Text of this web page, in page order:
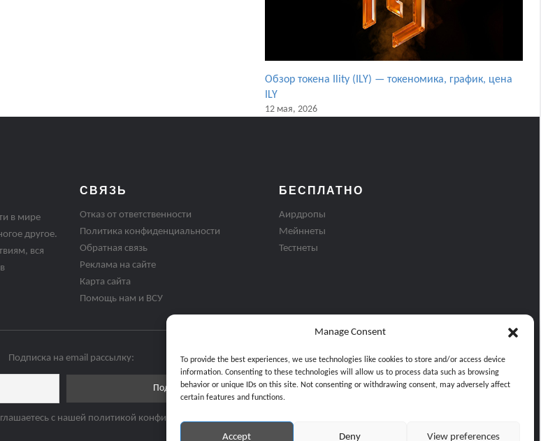
Manage Consent
To provide the best experiences, we use technologies like cookies to store and/or access device
information. Consenting to these technologies will allow us to process data such as browsing
behavior or unique IDs on this site. Not consenting or withdrawing consent, may adversely affect
certain features and functions.
Accept Deny View preferences
Обзор токена Ility (ILY) — токеномика, график, цена
ILY
12 мая, 2026
в мире
другое.
вся
СВЯЗЬ
Отказ от ответственности
Политика конфиденциальности
Обратная связь
Реклама на сайте
Карта сайта
Помощь нам и ВСУ
БЕСПЛАТНО
Аирдропы
Мейннеты
Тестнеты
Подписка на email рассылку:
с нашей политикой конфиденциальности